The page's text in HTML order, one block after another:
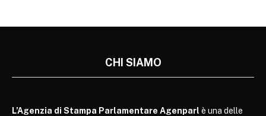
CHI SIAMO
L’Agenzia di Stampa Parlamentare Agenparl è una delle